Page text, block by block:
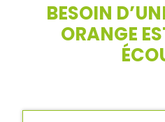
BESOIN
ORANGE